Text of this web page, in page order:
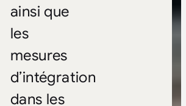
ainsi que
les
mesures
d’intégration
dans les